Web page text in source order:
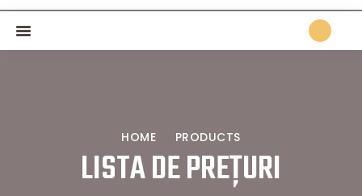
HOME PRODUCTS
LISTA DE PREȚURI